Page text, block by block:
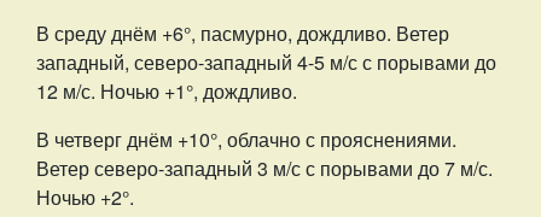
В среду днём +6°, пасмурно, дождливо. Ветер
западный, северо-западный 4-5 м/с с порывами до
12 м/с. Ночью +1°, дождливо.
В четверг днём +10°, облачно с прояснениями.
Ветер северо-западный 3 м/с с порывами до 7 м/с.
Ночью +2°.